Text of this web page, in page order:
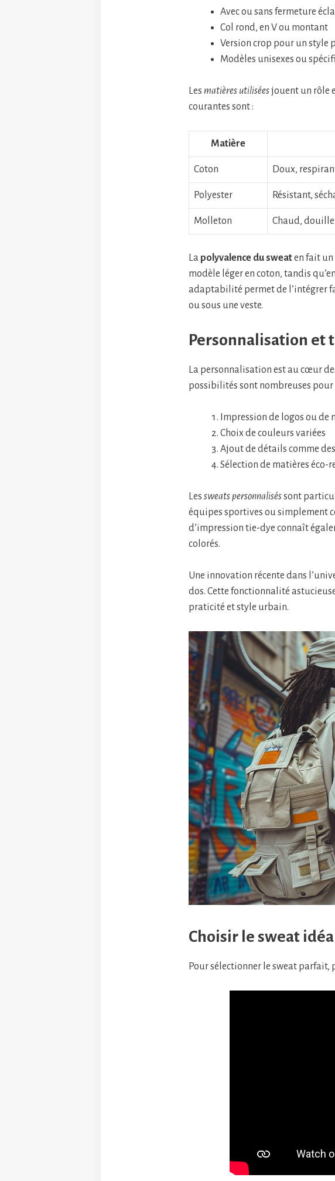
Avec ou sans fermeture
Col rond, en V ou montant
Version crop pour un style
Modèles unisexes ou
Les matières utiliséesjouent un rôle
courantes sont :
Matière
Coton Doux,
Polyester Résistant,
Molleton Chaud,
La polyvalence du sweaten fait un
modèle léger en coton, tandis
adaptabilité permet de l’intégrer
ou sous une veste.
Personnalisation et
La personnalisation est au cœur
possibilités sont nombreuses pour
Impression de logos ou de
Choix de couleurs variées
Ajout de détails comme
Sélection de matières éco-
Les sweats personnaliséssont
équipes sportives ou simplement
d’impression tie-dye connaît
colorés.
Une innovation récente dans
dos. Cette fonctionnalité
praticité et style urbain.
Choisir le sweat
Pour sélectionner le sweat parfait,